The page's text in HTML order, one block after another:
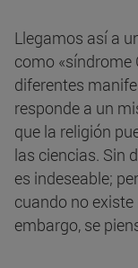
Llegamos así a
como «síndrome
diferentes
responde a un
que la religión
las ciencias. Sin
es indeseable;
cuando no
embargo, se